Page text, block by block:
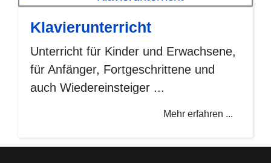
Klavierunterricht
Unterricht für Kinder und Erwachsene,
für Anfänger, Fortgeschrittene und
auch Wiedereinsteiger ...
Mehr erfahren ...